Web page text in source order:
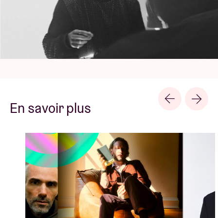
d’acceptation liés au deuil”. Son set – qui se
déroulera dans le décor rêvé de l’église de Notre-
Dame aux Riches Claires – s’intitule
Shows No Dawnet se présente comme une
exploration sonore de la pratique des chants
17:50 - 18:50 @ AB Flex >
Étrange : les Australiens des Necks sévissent depuis
35 ans, mais semblent seulement faire leur percée
internationale. Situé à la croisée du jazz, du
minimalisme, de l’impro et de la musique classique,
leur dernier albumTravelenchaîne les superlatifs :
De Volkskrantle couronne de cinq étoiles,The Wire
En savoir plus